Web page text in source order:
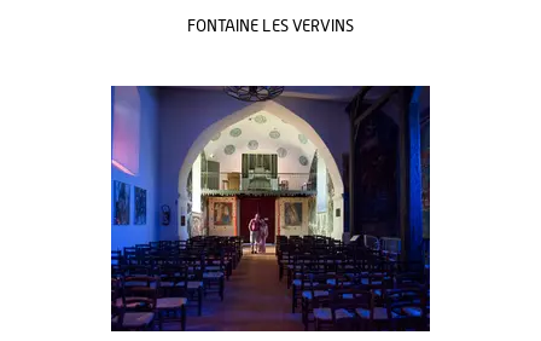
FONTAINE LES VERVINS